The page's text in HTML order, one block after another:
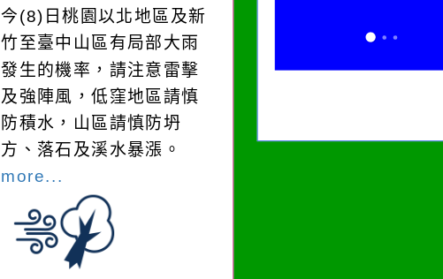
今(8)日桃園以北地區及新
竹至臺中山區有局部大雨
發生的機率，請注意雷擊
及強陣風，低窪地區請慎
防積水，山區請慎防坍
方、落石及溪水暴漲。
more...